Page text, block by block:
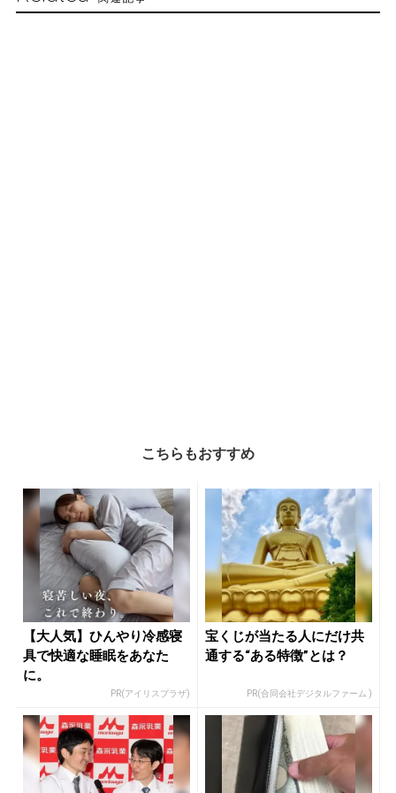
こちらもおすすめ
【大人気】ひんやり冷感寝
具で快適な睡眠をあなた
に。
PR(アイリスプラザ)
宝くじが当たる人にだけ共
通する“ある特徴”とは？
PR(合同会社デジタルファーム )